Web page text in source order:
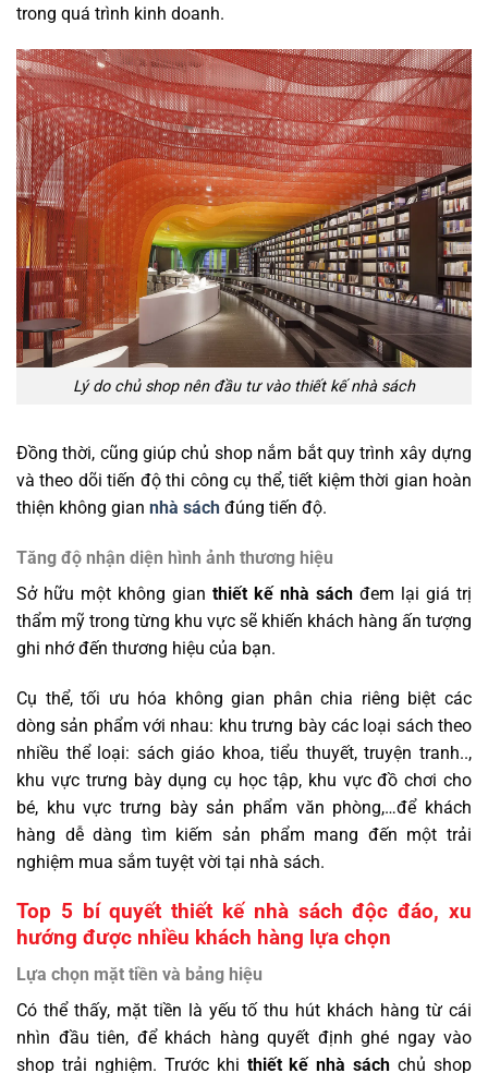
trong quá trình kinh doanh.
Lý do chủ shop nên đầu tư vào thiết kế nhà sách
Đồng thời, cũng giúp chủ shop nắm bắt quy trình xây dựng
và theo dõi tiến độ thi công cụ thể, tiết kiệm thời gian hoàn
thiện không gian nhà sách đúng tiến độ.
Tăng độ nhận diện hình ảnh thương hiệu
Sở hữu một không gian thiết kế nhà sách đem lại giá trị
thẩm mỹ trong từng khu vực sẽ khiến khách hàng ấn tượng
ghi nhớ đến thương hiệu của bạn.
Cụ thể, tối ưu hóa không gian phân chia riêng biệt các
dòng sản phẩm với nhau: khu trưng bày các loại sách theo
nhiều thể loại: sách giáo khoa, tiểu thuyết, truyện tranh..,
khu vực trưng bày dụng cụ học tập, khu vực đồ chơi cho
bé, khu vực trưng bày sản phẩm văn phòng,…để khách
hàng dễ dàng tìm kiếm sản phẩm mang đến một trải
nghiệm mua sắm tuyệt vời tại nhà sách.
Top 5 bí quyết thiết kế nhà sách độc đáo, xu
hướng được nhiều khách hàng lựa chọn
Lựa chọn mặt tiền và bảng hiệu
Có thể thấy, mặt tiền là yếu tố thu hút khách hàng từ cái
nhìn đầu tiên, để khách hàng quyết định ghé ngay vào
shop trải nghiệm. Trước khi thiết kế nhà sách chủ shop